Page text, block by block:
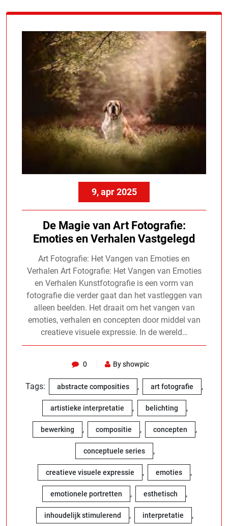
9, apr 2025
De Magie van Art Fotografie:
Emoties en Verhalen Vastgelegd
Art Fotografie: Het Vangen van Emoties en
Verhalen Art Fotografie: Het Vangen van Emoties
en Verhalen Kunstfotografie is een vorm van
fotografie die verder gaat dan het vastleggen van
alleen beelden. Het draait om het vangen van
emoties, verhalen en concepten door middel van
creatieve visuele expressie. In de wereld…
0 By showpic
Tags: abstracte composities , art fotografie ,
artistieke interpretatie , belichting ,
bewerking , compositie , concepten ,
conceptuele series ,
creatieve visuele expressie , emoties ,
emotionele portretten , esthetisch ,
inhoudelijk stimulerend , interpretatie ,